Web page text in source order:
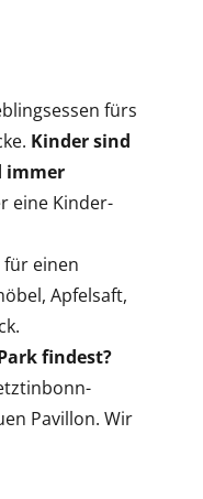
fürs
Kinder sind
immer
eine Kinder-
für einen
Apfelsaft,
findest?
Pavillon. Wir